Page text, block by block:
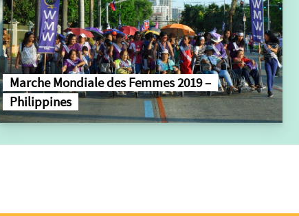
Marche Mondiale des Femmes 2019 –
Philippines